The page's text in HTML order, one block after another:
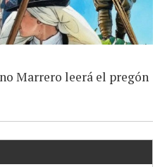
Marrero leerá el pregón